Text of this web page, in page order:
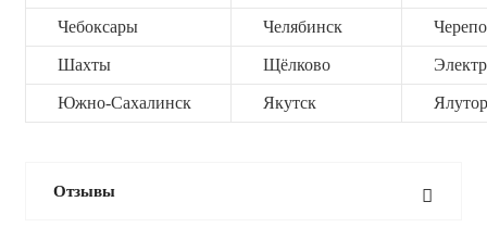
Чебоксары Челябинск
Шахты Щёлково
Южно-Сахалинск Якутск
Отзывы